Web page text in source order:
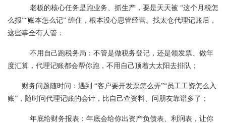
老板的核心任务是跑业务、抓生产，要是天天被 “这个月税怎
么报”“账本怎么记” 缠住，根本没心思管经营。找太仓代理记账后，
这些事全有人管：
不用自己跑税务局：不管是做税务登记，还是领发票、做年
度汇算，代理记账都会帮你跑，不用自己顶着大太阳去排队；
财务问题随时问：遇到 “客户要开发票怎么弄”“员工工资怎么入
账”，随时问代理记账的会计，比自己查资料、问朋友靠谱多了；
年底给财务报表：年底会给你出资产负债表、利润表，让你